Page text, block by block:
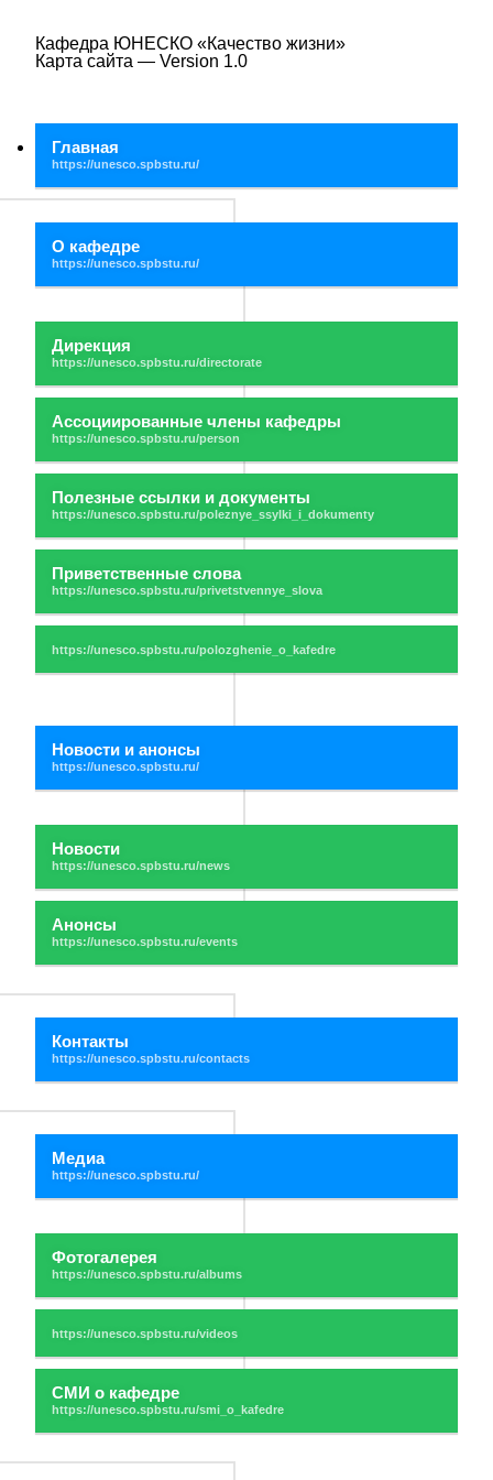
Кафедра ЮНЕСКО «Качество жизни»
Карта сайта — Version 1.0
Главная
О кафедре
Дирекция
Ассоциированные члены кафедры
Полезные ссылки и документы
Приветственные слова
Новости и анонсы
Новости
Анонсы
Контакты
Медиа
Фотогалерея
СМИ о кафедре